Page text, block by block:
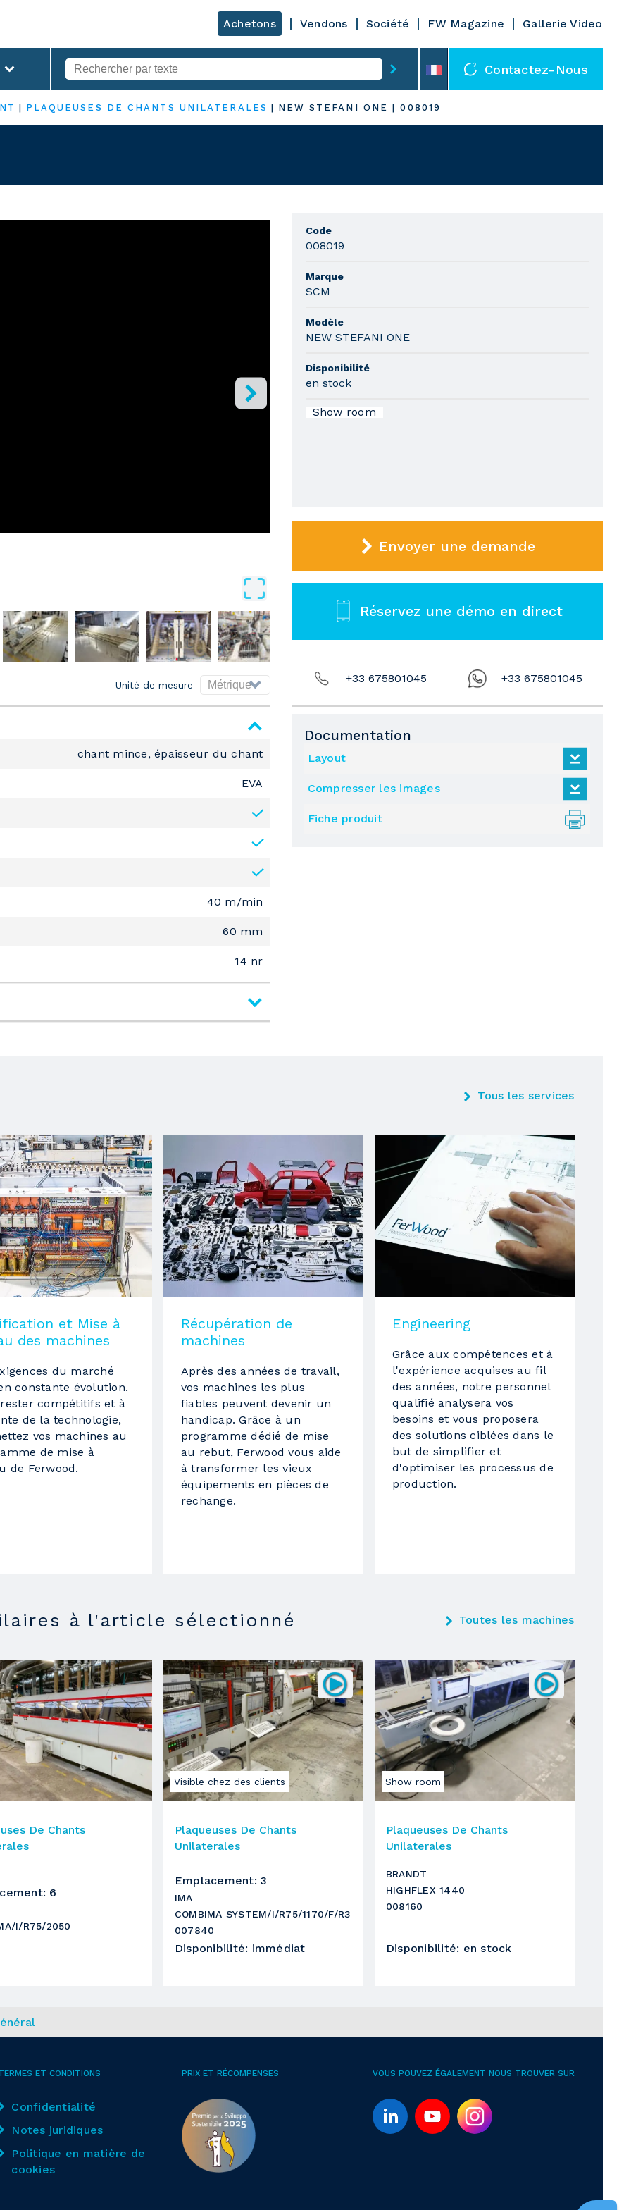
Achetons Vendons Société FW Magazine Gallerie Video
Contactez-Nous
PLAQUEUSES DE CHANTS UNILATERALES NEW STEFANI ONE |008019
Unité de mesure
Code
008019
Marque
SCM
Modèle
NEW STEFANI ONE
Disponibilité
en stock
Show room
Envoyer une demande
Réservez une démo en direct
+33 675801045 +33 675801045
chant mince, épaisseur du chant
EVA
40 m/min
60 mm
14 nr
220 mm
0.45 mm
3 mm
40 m/min
courroie vulcanisée
3
toupie
MX80 SOFT
MX80 SOFT
7 KW
12000 RPM
groupe rectificateur
RT-H
4 KW
9000 RPM
Documentation
Layout
Compresser les images
Fiche produit
Tous les services
et Mise à
des machines
du marché
constante évolution.
compétitifs et à
de la technologie,
vos machines au
de mise à
de Ferwood.
Récupération de
machines
Après des années de travail,
vos machines les plus
fiables peuvent devenir un
handicap. Grâce à un
programme dédié de mise
au rebut, Ferwood vous aide
à transformer les vieux
équipements en pièces de
rechange.
Engineering
Grâce aux compétences et à
l'expérience acquises au fil
des années, notre personnel
qualifié analysera vos
besoins et vous proposera
des solutions ciblées dans le
but de simplifier et
d'optimiser les processus de
production.
à l'article sélectionné Toutes les machines
De Chants
: 6
I/R75/2050
Visible chez des clients
Plaqueuses De Chants
Unilaterales
Emplacement:3
IMA
COMBIMA SYSTEM/I/R75/1170/F/R3
007840
Disponibilité: immédiat
Show room
Plaqueuses De Chants
Unilaterales
BRANDT
HIGHFLEX 1440
008160
Disponibilité: en stock
ET CONDITIONS
Confidentialité
Notes juridiques
Politique en matière de
cookies
PRIX ET RÉCOMPENSES VOUS POUVEZ ÉGALEMENT NOUS TROUVER SUR